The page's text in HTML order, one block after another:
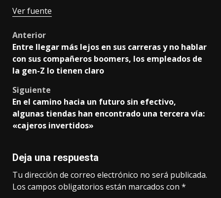
Ver fuente
Post
navigation
Anterior
Entre llegar más lejos en sus carreras y no hablar
con sus compañeros boomers, los empleados de
la gen-Z lo tienen claro
Siguiente
En el camino hacia un futuro sin efectivo,
algunas tiendas han encontrado una tercera vía:
«cajeros invertidos»
Deja una respuesta
Tu dirección de correo electrónico no será publicada.
Los campos obligatorios están marcados con *